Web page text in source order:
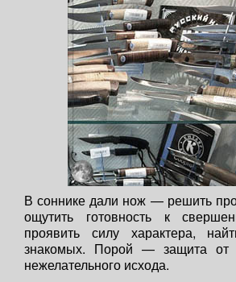
В соннике дали нож — решить
ощутить готовность к
проявить силу характера,
знакомых. Порой — защита от
нежелательного исхода.